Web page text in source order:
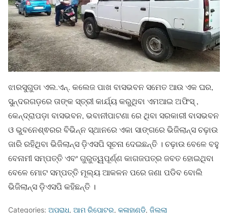
ଝାରସୁଗୁଡା ଏଲ.ଏନ୍. କଲେଜ ପାଖ ବାସଭବନ ସମେତ ଆଉ ଏକ ଘର,
ସୁନ୍ଦରଗଡ଼ରେ ତାଙ୍କ ସ୍ତ୍ରୀ କାର୍ଯ୍ୟ କରୁଥିବା ଏମଆଇ ଅଫିସ୍ ,
କେନ୍ଦ୍ରାପଡ଼ା ବାସଭବନ, ଭବାନୀପାଟଣା ରେ ଥିବା ସରକାରୀ ବାସଭବନ
ଓ ଭୁବନେଶ୍ଵରର ବିଭିନ୍ନ ସ୍ଥାନରେ ଏକା ସାଙ୍ଗରେ ଭିଜିଲାନ୍ସ ଚଢ଼ାଉ
ଜାରି ରହିଥିବା ଭିଜିଲାନ୍ସ ଡ଼ିଏସପି ସୂଚନା ଦେଇଛନ୍ତି । ଚଢ଼ାଉ ବେଳେ ବହୁ
ବେନାମୀ ସମ୍ପତ୍ତି ଏବଂ ଗୁରୁତ୍ୱପୂର୍ଣ୍ଣ କାଗଜପତ୍ର ଜବତ ହୋଇଥିବା
ବେଳେ ମୋଟ ସମ୍ପତ୍ତି ମୂଲ୍ୟ ଆକଳନ ପରେ ଜଣା ପଡିବ ବୋଲି
ଭିଜିଲାନ୍ସ ଡ଼ିଏସପି କହିଛନ୍ତି ।
Categories: ଅପରାଧ, ଆମ ରିପୋଟର, କଳାହାଣ୍ଡି, ଜିଲ୍ଲା